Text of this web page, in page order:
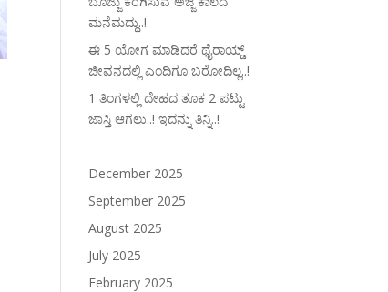
ಮನೆಮದ್ದು..!
ಈ 5 ಯೋಗ ಮಾಡಿದರೆ ಥೈರಾಯ್ಡ್‌
ಜೀವನದಲ್ಲಿ ಎಂದಿಗೂ ಬರೋದಿಲ್ಲ..!
1 ತಿಂಗಳಲ್ಲಿ ದೇಹದ ತೂಕ 2 ಪಟ್ಟು
ಜಾಸ್ತಿ ಆಗಲು..! ಇದನ್ನು ತಿನ್ನಿ..!
December 2025
September 2025
August 2025
July 2025
February 2025